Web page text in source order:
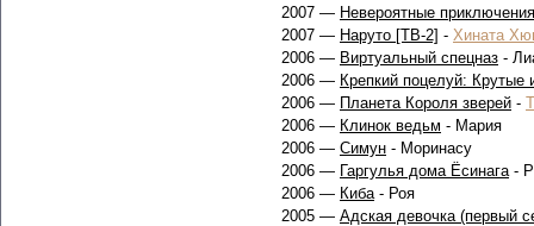
2007 — Невероятные
2007 — Наруто [ТВ-2] - Хината
2006 — Виртуальный спецназ -
2006 — Крепкий поцелуй: Крутые
2006 — Планета Короля зверей -
2006 — Клинок ведьм - Мария
2006 — Симун - Моринасу
2006 — Гаргулья дома Ёсинага-
2006 — Киба- Роя
2005 — Адская девочка (первый